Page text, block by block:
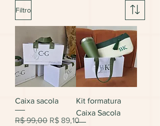
Filtro
Caixa sacola
Preço normal
R$ 99,00 Preço promocional
R$ 89,10
Kit formatura
Caixa Sacola